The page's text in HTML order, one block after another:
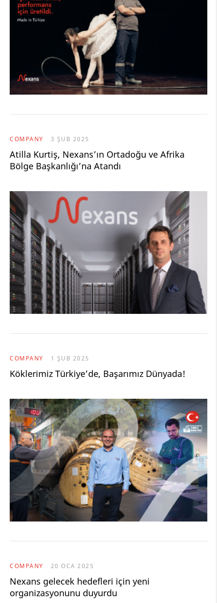
COMPANY 3 ŞUB 2025
Atilla Kurtiş, Nexans’ın Ortadoğu ve Afrika
Bölge Başkanlığı’na Atandı
COMPANY 1 ŞUB 2025
Köklerimiz Türkiye’de, Başarımız Dünyada!
COMPANY 20 OCA 2025
Nexans gelecek hedefleri için yeni
organizasyonunu duyurdu